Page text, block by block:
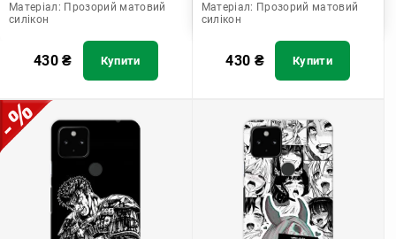
Матеріал: Прозорий матовий
силікон
430₴ Купити
Матеріал: Прозорий матовий
силікон
430 ₴ Купити